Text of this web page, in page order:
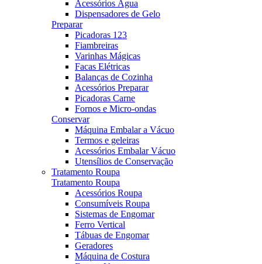
Acessórios Água
Dispensadores de Gelo
Preparar
Picadoras 123
Fiambreiras
Varinhas Mágicas
Facas Elétricas
Balanças de Cozinha
Acessórios Preparar
Picadoras Carne
Fornos e Micro-ondas
Conservar
Máquina Embalar a Vácuo
Termos e geleiras
Acessórios Embalar Vácuo
Utensílios de Conservação
Tratamento Roupa
Tratamento Roupa
Acessórios Roupa
Consumíveis Roupa
Sistemas de Engomar
Ferro Vertical
Tábuas de Engomar
Geradores
Máquina de Costura